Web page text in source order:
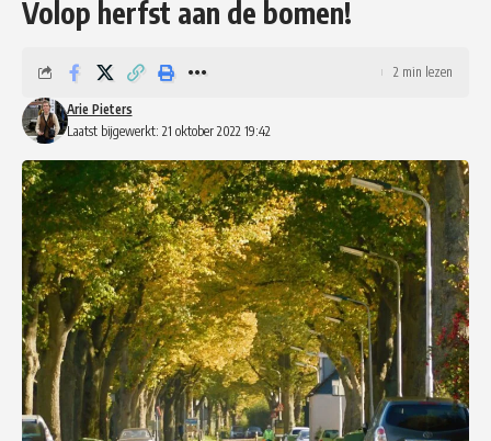
Volop herfst aan de bomen!
Laatst bijgewerkt: 21 oktober 2022 19:42
Arie Pieters
2 min lezen